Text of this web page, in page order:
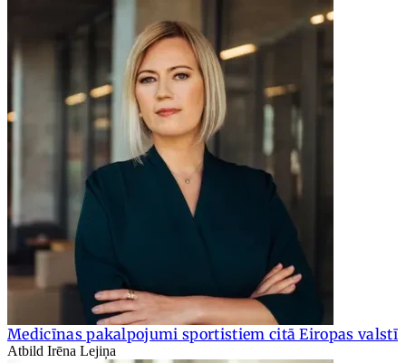
Medicīnas pakalpojumi sportistiem citā Eiropas valstī
Atbild Irēna Lejiņa